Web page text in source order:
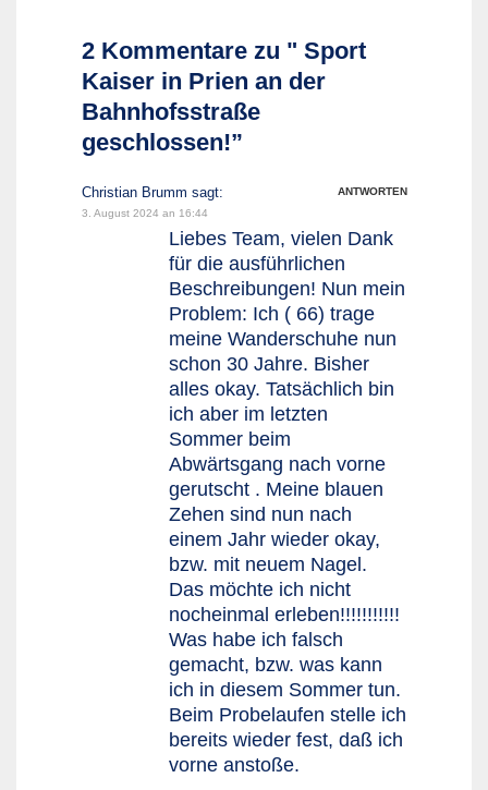
2 Kommentare zu " Sport
Kaiser in Prien an der
Bahnhofsstraße
geschlossen!”
Christian Brumm sagt:
ANTWORTEN
3. August 2024 an 16:44
Liebes Team, vielen Dank
für die ausführlichen
Beschreibungen! Nun mein
Problem: Ich ( 66) trage
meine Wanderschuhe nun
schon 30 Jahre. Bisher
alles okay. Tatsächlich bin
ich aber im letzten
Sommer beim
Abwärtsgang nach vorne
gerutscht . Meine blauen
Zehen sind nun nach
einem Jahr wieder okay,
bzw. mit neuem Nagel.
Das möchte ich nicht
nocheinmal erleben!!!!!!!!!!!
Was habe ich falsch
gemacht, bzw. was kann
ich in diesem Sommer tun.
Beim Probelaufen stelle ich
bereits wieder fest, daß ich
vorne anstoße.